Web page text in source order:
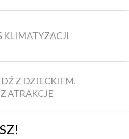
KLIMATYZACJI
Z DZIECKIEM.
ATRAKCJE